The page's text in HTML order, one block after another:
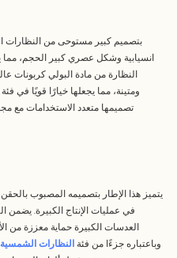
انسيابية وشكل عصري كبير الحجم،
النظارة من مادة البولي كربونات
ومتينة، مما يجعلها خيارًا قويًا في فئة
تصميمها متعدد الاستخدامات مع
يتميز هذا الإطار بتصميمه المصبوب
في عمليات الإنتاج الكبيرة. يضمن
العدسات الكبيرة حماية معززة من
وباعتباره جزءًا من فئةالنظارات الشمسية